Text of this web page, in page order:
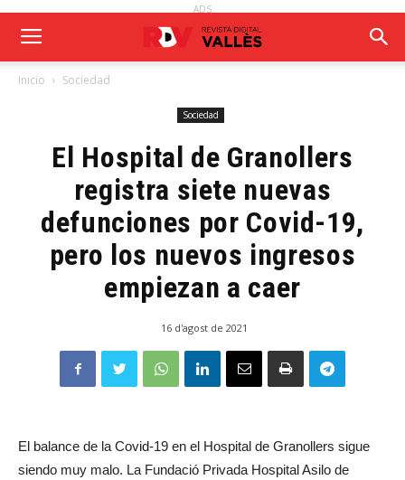
ADS
Inicio Sociedad
Sociedad
El Hospital de Granollers
registra siete nuevas
defunciones por Covid-19,
pero los nuevos ingresos
empiezan a caer
16 d'agost de 2021
El balance de la Covid-19 en el Hospital de Granollers sigue
siendo muy malo. La Fundació Privada Hospital Asilo de